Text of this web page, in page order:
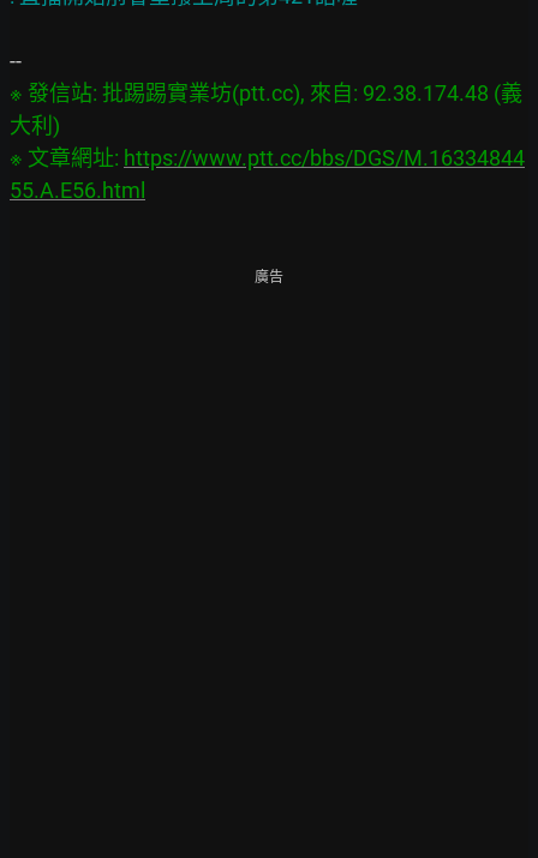
※ 發信站: 批踢踢實業坊(ptt.cc), 來自: 92.38.174.48 (義
大利)
※ 文章網址: https://www.ptt.cc/bbs/DGS/M.16334844
55.A.E56.html
廣告